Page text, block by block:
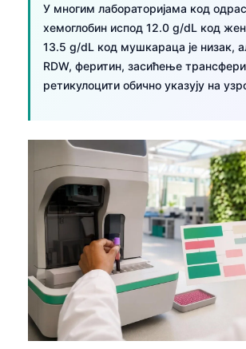
У многим лабораторијама код
хемоглобин испод 12.0 g/dL код
13.5 g/dL код мушкараца је низак,
RDW, феритин, засићење
ретикулоцити обично указују на